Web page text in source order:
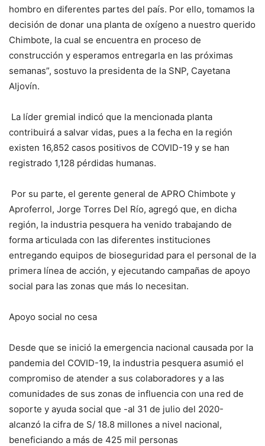
hombro en diferentes partes del país. Por ello, tomamos la
decisión de donar una planta de oxígeno a nuestro querido
Chimbote, la cual se encuentra en proceso de
construcción y esperamos entregarla en las próximas
semanas”, sostuvo la presidenta de la SNP, Cayetana
Aljovín.
La líder gremial indicó que la mencionada planta
contribuirá a salvar vidas, pues a la fecha en la región
existen 16,852 casos positivos de COVID-19 y se han
registrado 1,128 pérdidas humanas.
Por su parte, el gerente general de APRO Chimbote y
Aproferrol, Jorge Torres Del Río, agregó que, en dicha
región, la industria pesquera ha venido trabajando de
forma articulada con las diferentes instituciones
entregando equipos de bioseguridad para el personal de la
primera línea de acción, y ejecutando campañas de apoyo
social para las zonas que más lo necesitan.
Apoyo social no cesa
Desde que se inició la emergencia nacional causada por la
pandemia del COVID-19, la industria pesquera asumió el
compromiso de atender a sus colaboradores y a las
comunidades de sus zonas de influencia con una red de
soporte y ayuda social que -al 31 de julio del 2020-
alcanzó la cifra de S/ 18.8 millones a nivel nacional,
beneficiando a más de 425 mil personas